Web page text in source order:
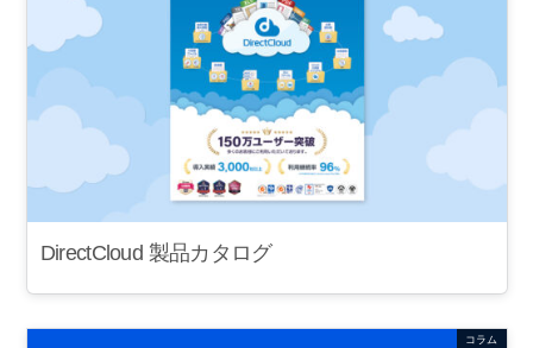
DirectCloud 製品カタログ
コラム